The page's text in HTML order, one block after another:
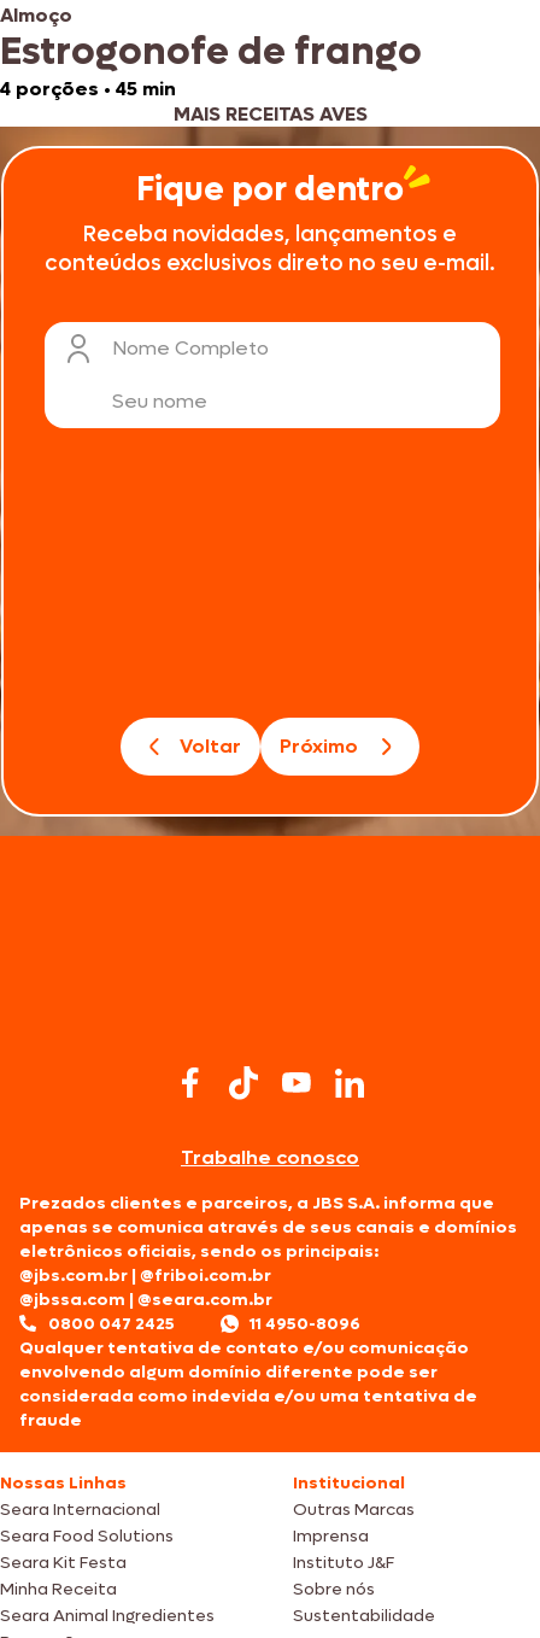
Almoço
Estrogonofe de frango
4 porções • 45 min
MAIS RECEITAS AVES
Fique por dentro
Receba novidades, lançamentos e
conteúdos exclusivos direto no seu e-mail.
Nome Completo
Voltar Próximo
Trabalhe conosco
Prezados clientes e parceiros, a JBS S.A. informa que
apenas se comunica através de seus canais e domínios
eletrônicos oficiais, sendo os principais:
@jbs.com.br |@friboi.com.br
@jbssa.com |@seara.com.br
0800 047 2425
11 4950-8096
Qualquer tentativa de contato e/ou comunicação
envolvendo algum domínio diferente pode ser
considerada como indevida e/ou uma tentativa de
fraude
Nossas Linhas
Seara Internacional
Seara Food Solutions
Seara Kit Festa
Minha Receita
Seara Animal Ingredientes
Institucional
Outras Marcas
Imprensa
Instituto J&F
Sobre nós
Sustentabilidade